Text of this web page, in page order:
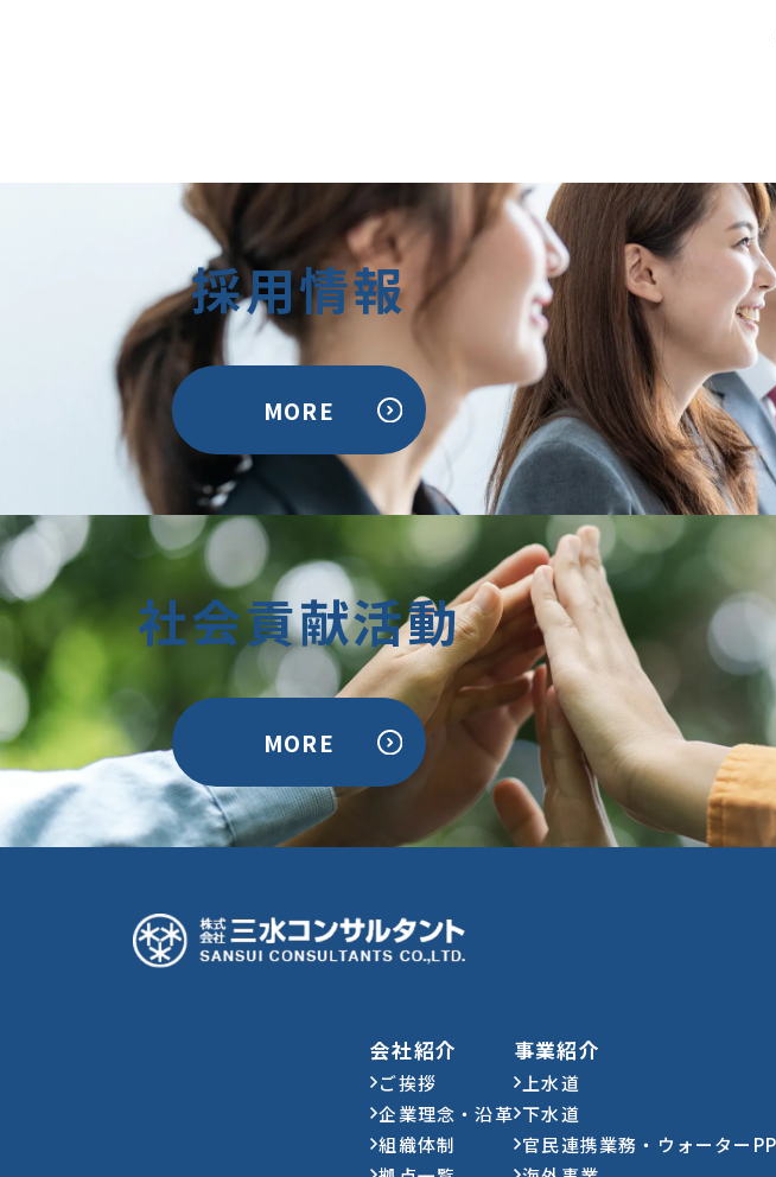
採用情報
MORE
社会貢献活動
MORE
会社紹介
ご挨拶
企業理念・沿革
組織体制
事業紹介
上水道
下水道
官民連携業務・ウォーター